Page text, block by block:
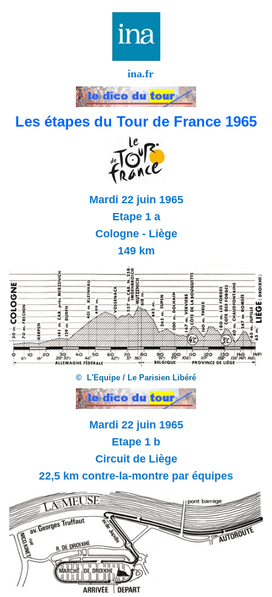
ina.fr
Les étapes du Tour de France 1965
Mardi 22 juin 1965
Etape 1 a
Cologne - Liège
149 km
© L'Equipe / Le Parisien Libéré
Mardi 22 juin 1965
Etape 1 b
Circuit de Liège
22,5 km contre-la-montre par équipes